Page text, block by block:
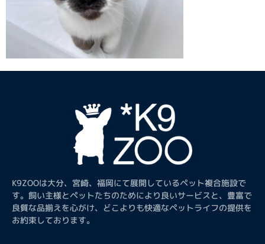
K9ZOOは大分、宮崎、福岡にて展開しているペット複合施設で
す。飼い主様とペットたちのためにより良いサービスと、豊富で
良質な品揃えを心がけ、どこよりも快適なペットライフの提供を
お約束しております。